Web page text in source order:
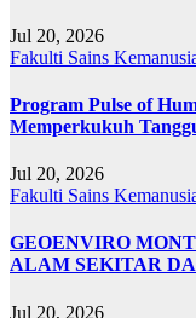
Jul 20, 2026
Fakulti Sains
Program Pulse of
Memperkukuh
Jul 20, 2026
Fakulti Sains
GEOENVIRO
ALAM SEKITAR
Jul 20, 2026